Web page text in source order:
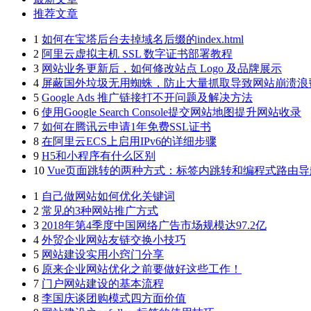
推荐文章
1 如何在宝塔后台去掉域名后缀的index.html
2 阿里云虚拟主机 SSL 数字证书部署教程
3 网站业务更新后，如何修改站点 Logo 及品牌展示
4 屏蔽国外垃圾无用蜘蛛，防止大量抓取导致网站崩溃浪
5 Google Ads 推广链接打不开问题及解决方法
6 使用Google Search Console提交网站地图提升网站收录
7 如何在腾讯云申请1年免费SSL证书
8 在阿里云ECS上启用IPv6的详细步骤
9 H5和小程序有什么区别
10 Vue页面跳转的两种方式：标签内跳转和编程式路由导
1 自己做网站如何优化关键词
2 常见的3种网站推广方式
3 2018年第4季度中国网络广告市场规模达97.2亿
4 外贸企业网站友链交换小技巧
5 网站建设实用小窍门分享
6 原来企业网站优化之前要做好这些工作！
7 门户网站建设的基本流程
8 李国庆谈团购模式四方面价值